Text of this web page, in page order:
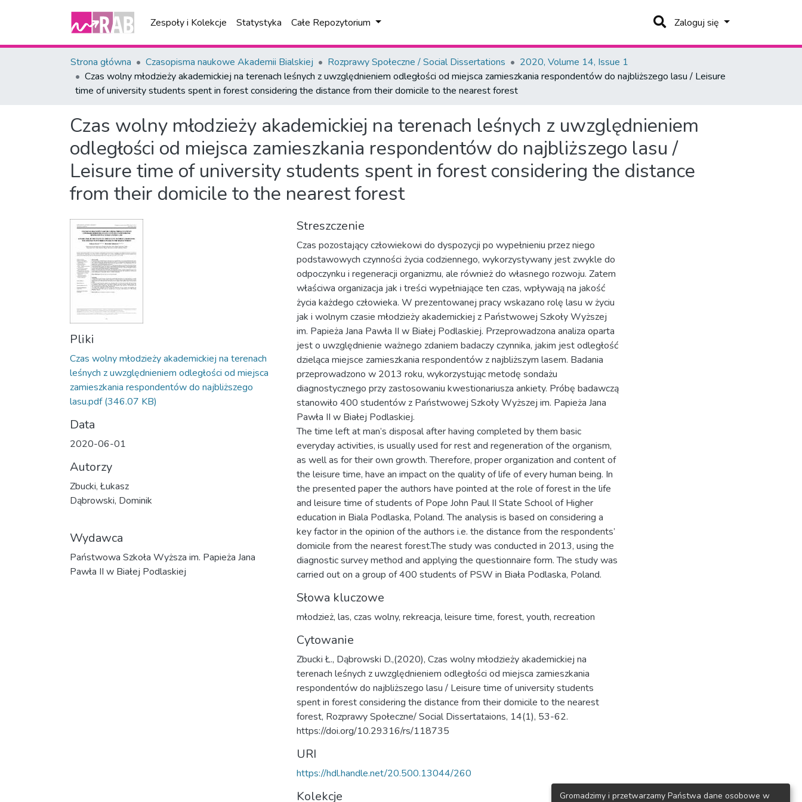
Zespoły i Kolekcje Statystyka Całe Repozytorium Zaloguj się
Strona główna Czasopisma naukowe Akademii Bialskiej Rozprawy Społeczne / Social Dissertations
2020, Volume 14, Issue 1
Czas wolny młodzieży akademickiej na terenach leśnych z uwzględnieniem odległości od miejsca zamieszkania respondentów do najbliższego lasu / Leisure
time of university students spent in forest considering the distance from their domicile to the nearest forest
Czas wolny młodzieży akademickiej na terenach leśnych z uwzględnieniem
odległości od miejsca zamieszkania respondentów do najbliższego lasu /
Leisure time of university students spent in forest considering the distance
from their domicile to the nearest forest
Pliki
Czas wolny młodzieży akademickiej na terenach
leśnych z uwzględnieniem odległości od miejsca
zamieszkania respondentów do najbliższego
lasu.pdf (346.07 KB)
Data
2020-06-01
Autorzy
Zbucki, Łukasz
Dąbrowski, Dominik
Wydawca
Państwowa Szkoła Wyższa im. Papieża Jana
Pawła II w Białej Podlaskiej
Streszczenie
Czas pozostający człowiekowi do dyspozycji po wypełnieniu przez niego
podstawowych czynności życia codziennego, wykorzystywany jest zwykle do
odpoczynku i regeneracji organizmu, ale również do własnego rozwoju. Zatem
właściwa organizacja jak i treści wypełniające ten czas, wpływają na jakość
życia każdego człowieka. W prezentowanej pracy wskazano rolę lasu w życiu
jak i wolnym czasie młodzieży akademickiej z Państwowej Szkoły Wyższej
im. Papieża Jana Pawła II w Białej Podlaskiej. Przeprowadzona analiza oparta
jest o uwzględnienie ważnego zdaniem badaczy czynnika, jakim jest odległość
dzieląca miejsce zamieszkania respondentów z najbliższym lasem. Badania
przeprowadzono w 2013 roku, wykorzystując metodę sondażu
diagnostycznego przy zastosowaniu kwestionariusza ankiety. Próbę badawczą
stanowiło 400 studentów z Państwowej Szkoły Wyższej im. Papieża Jana
Pawła II w Białej Podlaskiej.
The time left at man’s disposal after having completed by them basic
everyday activities, is usually used for rest and regeneration of the organism,
as well as for their own growth. Therefore, proper organization and content of
the leisure time, have an impact on the quality of life of every human being. In
the presented paper the authors have pointed at the role of forest in the life
and leisure time of students of Pope John Paul II State School of Higher
education in Biala Podlaska, Poland. The analysis is based on considering a
key factor in the opinion of the authors i.e. the distance from the respondents’
domicile from the nearest forest.The study was conducted in 2013, using the
diagnostic survey method and applying the questionnaire form. The study was
carried out on a group of 400 students of PSW in Biała Podlaska, Poland.
Słowa kluczowe
młodzież, las, czas wolny, rekreacja, leisure time, forest, youth, recreation
Cytowanie
Zbucki Ł., Dąbrowski D.,(2020), Czas wolny młodzieży akademickiej na
terenach leśnych z uwzględnieniem odległości od miejsca zamieszkania
respondentów do najbliższego lasu / Leisure time of university students
spent in forest considering the distance from their domicile to the nearest
forest, Rozprawy Społeczne/ Social Dissertataions, 14(1), 53-62.
https://doi.org/10.29316/rs/118735
URI
https://hdl.handle.net/20.500.13044/260
Kolekcje Gromadzimy i przetwarzamy Państwa dane osobowe w